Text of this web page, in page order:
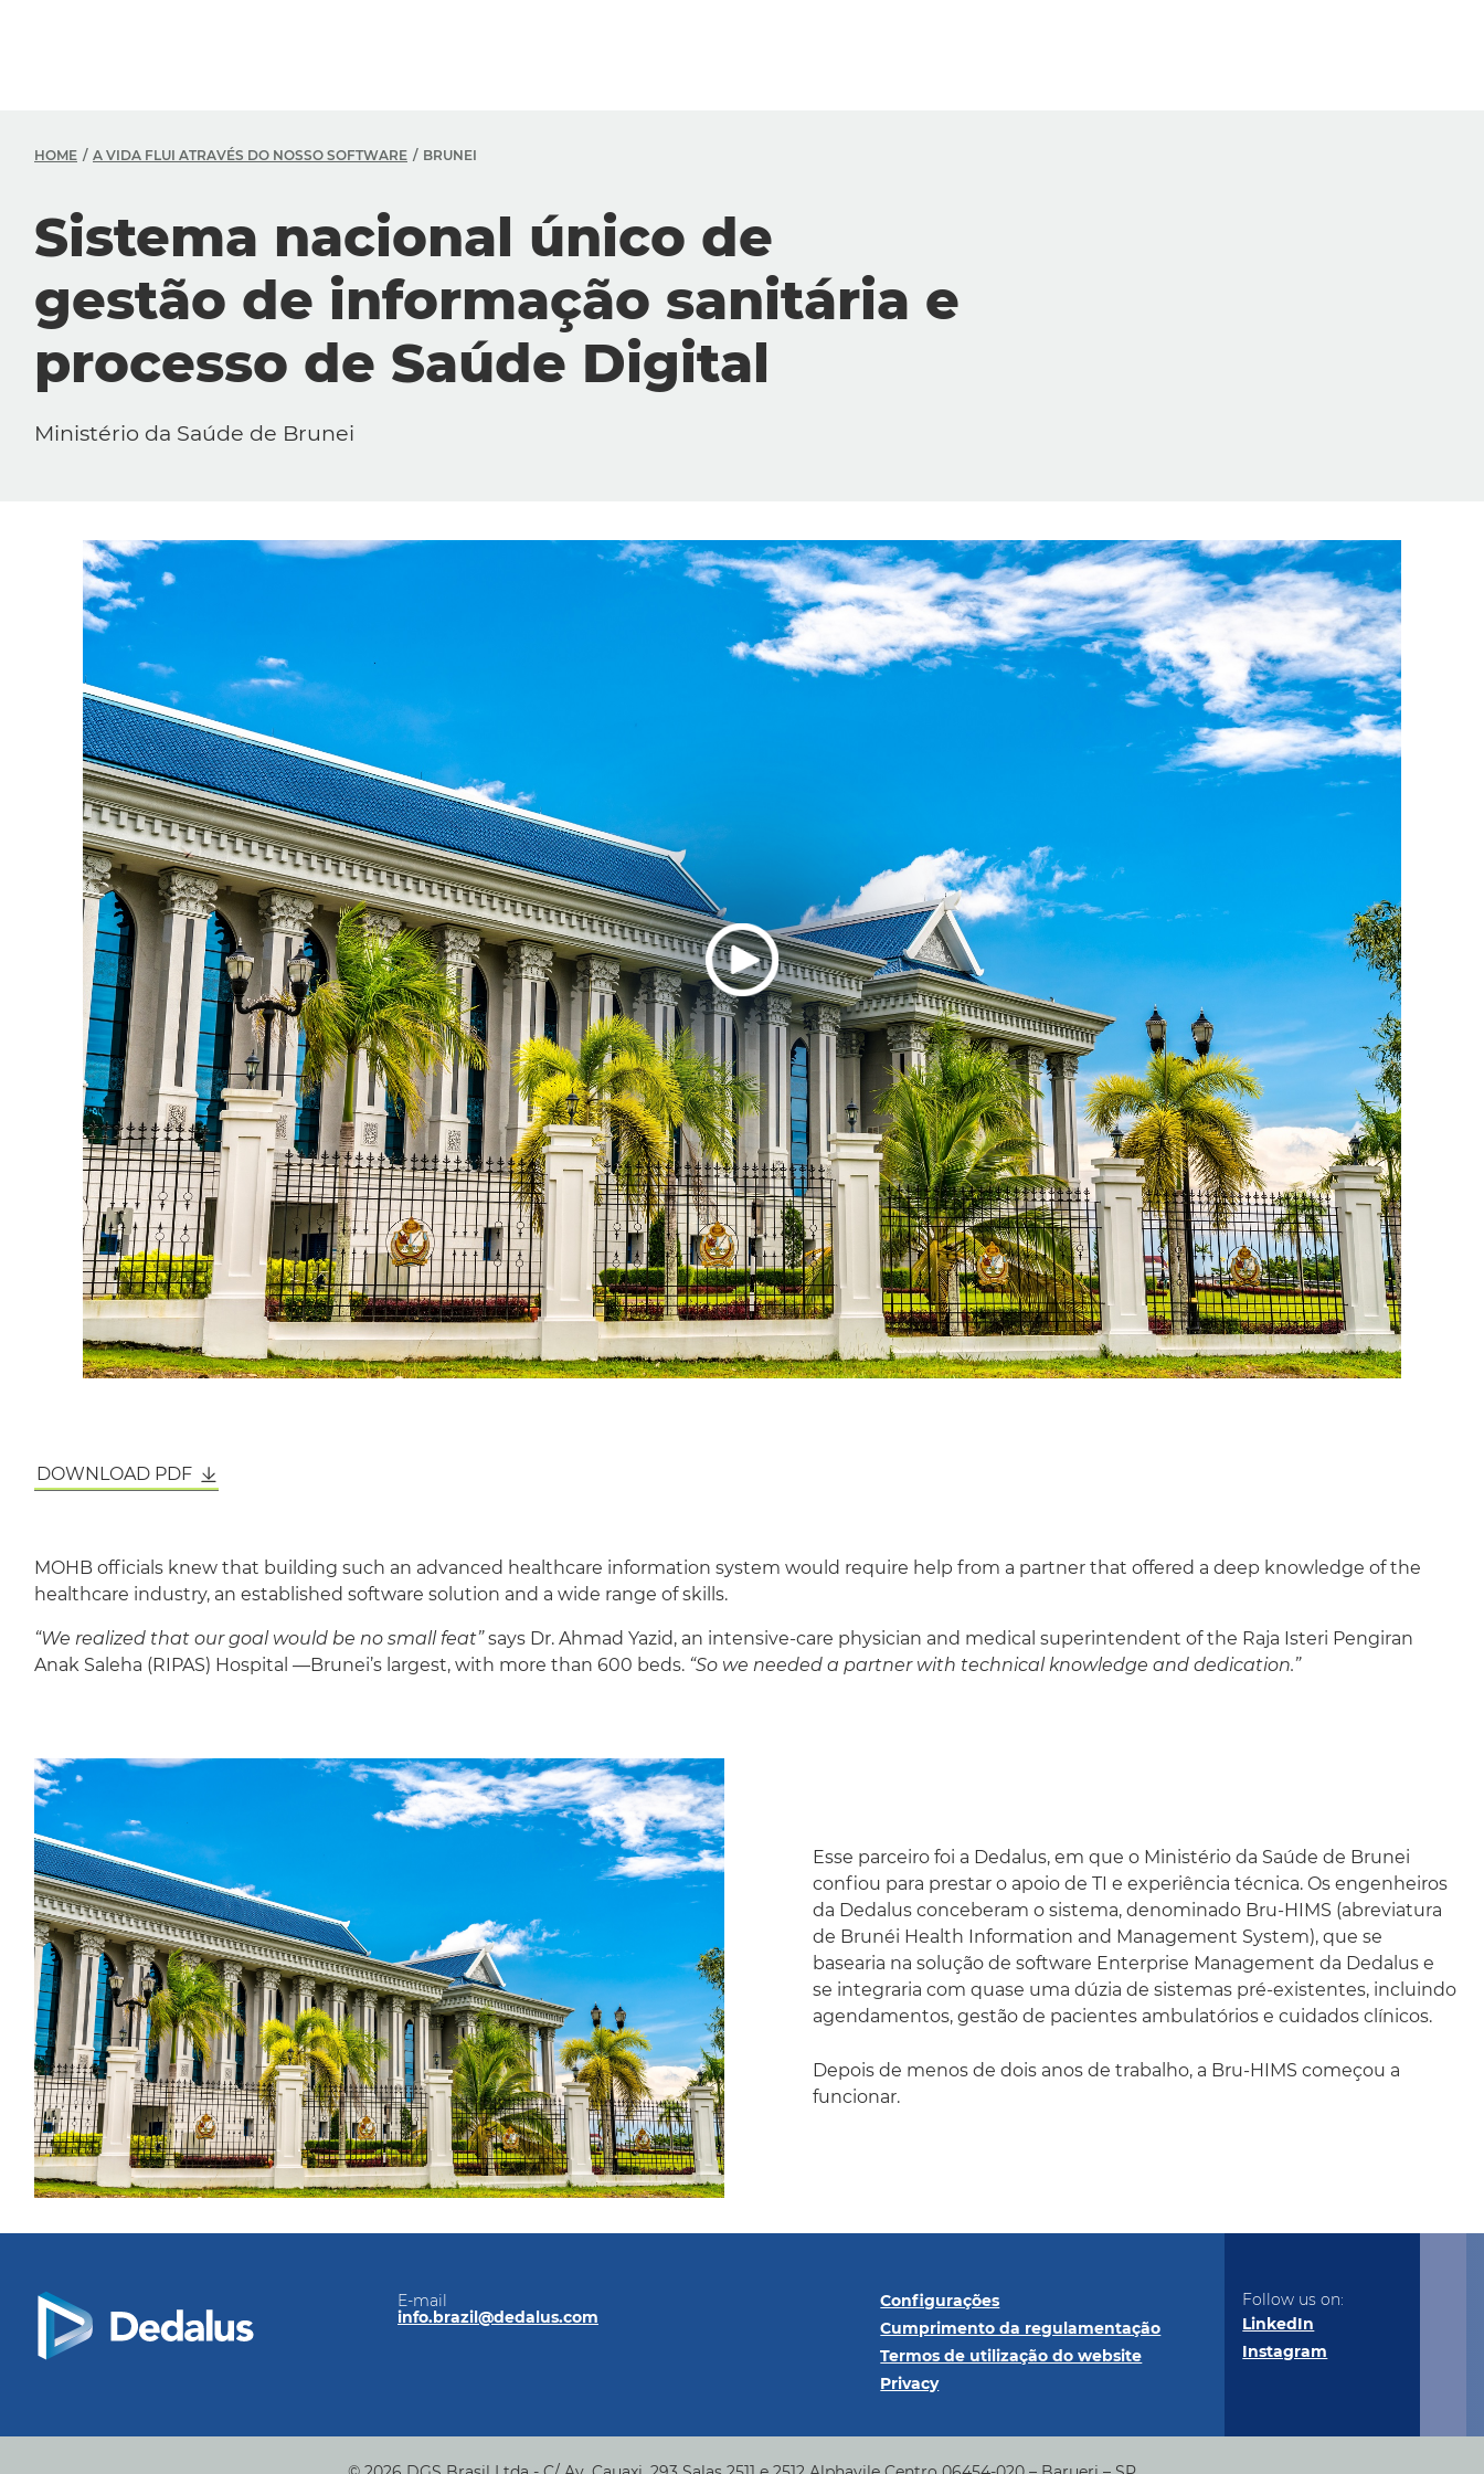
HOME A VIDA FLUI ATRAVÉS DO NOSSO SOFTWARE BRUNEI
Sistema nacional único de
gestão de informação sanitária e
processo de Saúde Digital
Ministério da Saúde de Brunei
DOWNLOAD PDF
MOHB officials knew that building such an advanced healthcare information system would require help from a partner that offered a deep knowledge of the
healthcare industry, an established software solution and a wide range of skills.
“We realized that our goal would be no small feat”says Dr. Ahmad Yazid, an intensive-care physician and medical superintendent of the Raja Isteri Pengiran
Anak Saleha (RIPAS) Hospital —Brunei’s largest, with more than 600 beds. “So we needed a partner with technical knowledge and dedication.”
Esse parceiro foi a Dedalus, em que o Ministério da Saúde de Brunei
confiou para prestar o apoio de TI e experiência técnica. Os engenheiros
da Dedalus conceberam o sistema, denominado Bru-HIMS (abreviatura
de Brunéi Health Information and Management System), que se
basearia na solução de software Enterprise Management da Dedalus e
se integraria com quase uma dúzia de sistemas pré-existentes, incluindo
agendamentos, gestão de pacientes ambulatórios e cuidados clínicos.
Depois de menos de dois anos de trabalho, a Bru-HIMS começou a
funcionar.
E-mail
info.brazil@dedalus.com
Configurações
Cumprimento da regulamentação
Termos de utilização do website
Privacy
Follow us on:
LinkedIn
Instagram